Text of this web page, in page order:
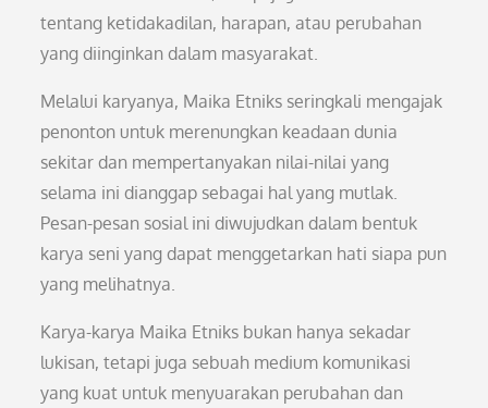
tentang ketidakadilan, harapan, atau perubahan
yang diinginkan dalam masyarakat.
Melalui karyanya, Maika Etniks seringkali mengajak
penonton untuk merenungkan keadaan dunia
sekitar dan mempertanyakan nilai-nilai yang
selama ini dianggap sebagai hal yang mutlak.
Pesan-pesan sosial ini diwujudkan dalam bentuk
karya seni yang dapat menggetarkan hati siapa pun
yang melihatnya.
Karya-karya Maika Etniks bukan hanya sekadar
lukisan, tetapi juga sebuah medium komunikasi
yang kuat untuk menyuarakan perubahan dan